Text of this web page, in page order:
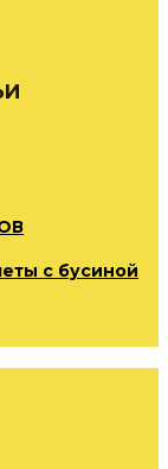
с бусиной